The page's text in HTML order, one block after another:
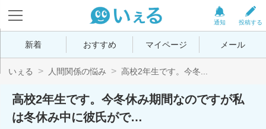
投稿する
通知
新着 おすすめ マイページ メール
いぇる 人間関係の悩み 高校2年生です。今冬...
高校2年生です。今冬休み期間なのですが私
は冬休み中に彼氏がで…